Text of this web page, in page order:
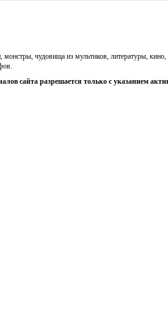
монстры, чудовища из мультиков, литературы,
сайта разрешается только с указанием